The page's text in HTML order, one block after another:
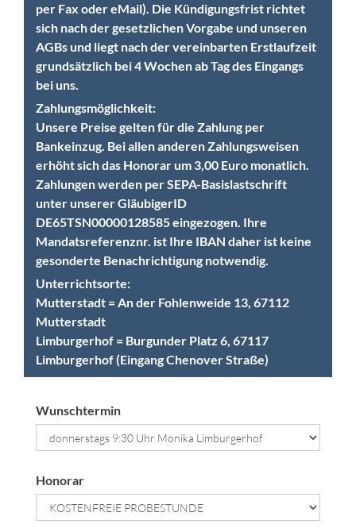
per Fax oder eMail). Die Kündigungsfrist richtet
sich nach der gesetzlichen Vorgabe und unseren
AGBs und liegt nach der vereinbarten Erstlaufzeit
grundsätzlich bei 4 Wochen ab Tag des Eingangs
bei uns.
Zahlungsmöglichkeit:
Unsere Preise gelten für die Zahlung per
Bankeinzug. Bei allen anderen Zahlungsweisen
erhöht sich das Honorar um 3,00 Euro monatlich.
Zahlungen werden per SEPA-Basislastschrift
unter unserer GläubigerID
DE65TSN00000128585 eingezogen. Ihre
Mandatsreferenznr. ist Ihre IBAN daher ist keine
gesonderte Benachrichtigung notwendig.
Unterrichtsorte:
Mutterstadt = An der Fohlenweide 13, 67112
Mutterstadt
Limburgerhof = Burgunder Platz 6, 67117
Limburgerhof (Eingang Chenover Straße)
Wunschtermin
Honorar